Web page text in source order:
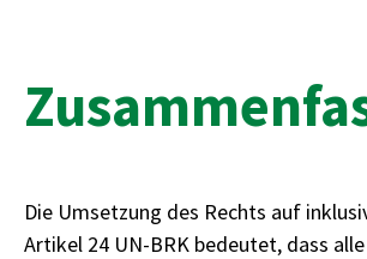
Die Umsetzung des Rechts auf
Artikel 24 UN-BRK bedeutet, dass